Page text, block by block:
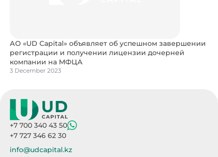
АО «UD Capital» объявляет об успешном завершении
регистрации и получении лицензии дочерней
компании на МФЦА
3 December 2023
+7 700 340 43 50
+7 727 346 62 30
info@udcapital.kz